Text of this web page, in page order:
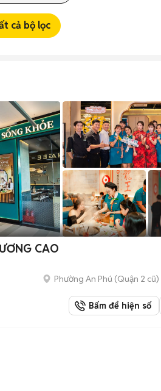
cả bộ lọc
CAO
Phường An Phú (Quận 2 cũ)
Bấm để hiện số